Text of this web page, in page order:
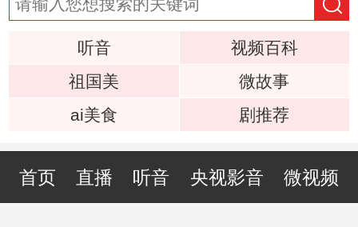
听音
视频百科
祖国美
微故事
ai美食
剧推荐
首页 直播 听音 央视影音 微视频